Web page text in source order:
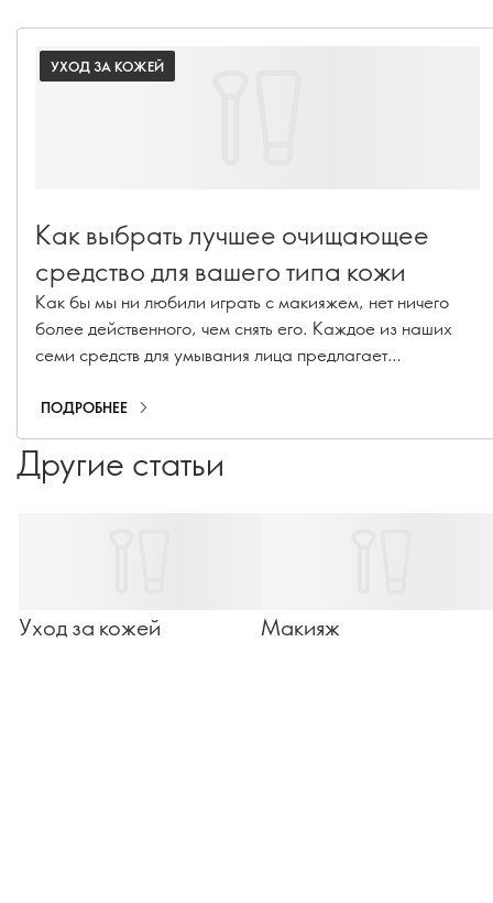
УХОД ЗА КОЖЕЙ
Как выбрать лучшее очищающее
средство для вашего типа кожи
Как бы мы ни любили играть с макияжем, нет ничего
более действенного, чем снять его. Каждое из наших
семи средств для умывания лица предлагает
дать вам уверенность в себе и принять свое подлинное
"я" - с макияжем и без него.
ПОДРОБНЕЕ
Другие статьи
Уход за кожей Макияж